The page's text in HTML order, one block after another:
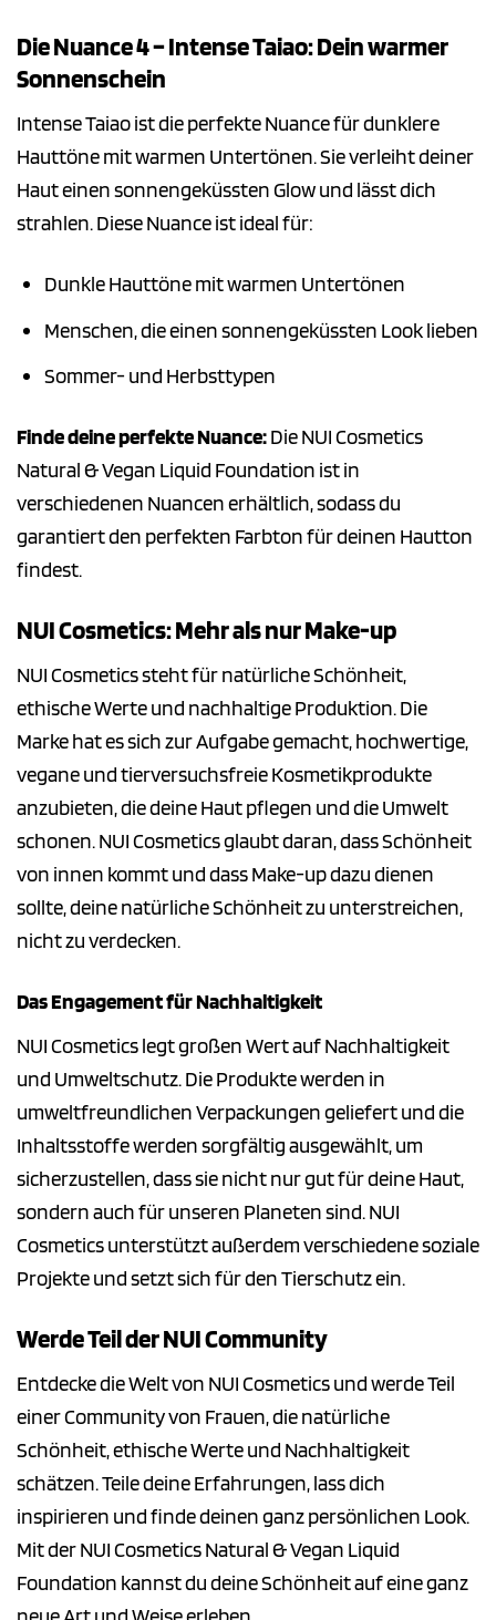
Die Nuance 4 – Intense Taiao: Dein warmer
Sonnenschein
Intense Taiao ist die perfekte Nuance für dunklere
Hauttöne mit warmen Untertönen. Sie verleiht deiner
Haut einen sonnengeküssten Glow und lässt dich
strahlen. Diese Nuance ist ideal für:
Dunkle Hauttöne mit warmen Untertönen
Menschen, die einen sonnengeküssten Look lieben
Sommer- und Herbsttypen
Finde deine perfekte Nuance:Die NUI Cosmetics
Natural & Vegan Liquid Foundation ist in
verschiedenen Nuancen erhältlich, sodass du
garantiert den perfekten Farbton für deinen Hautton
findest.
NUI Cosmetics: Mehr als nur Make-up
NUI Cosmetics steht für natürliche Schönheit,
ethische Werte und nachhaltige Produktion. Die
Marke hat es sich zur Aufgabe gemacht, hochwertige,
vegane und tierversuchsfreie Kosmetikprodukte
anzubieten, die deine Haut pflegen und die Umwelt
schonen. NUI Cosmetics glaubt daran, dass Schönheit
von innen kommt und dass Make-up dazu dienen
sollte, deine natürliche Schönheit zu unterstreichen,
nicht zu verdecken.
Das Engagement für Nachhaltigkeit
NUI Cosmetics legt großen Wert auf Nachhaltigkeit
und Umweltschutz. Die Produkte werden in
umweltfreundlichen Verpackungen geliefert und die
Inhaltsstoffe werden sorgfältig ausgewählt, um
sicherzustellen, dass sie nicht nur gut für deine Haut,
sondern auch für unseren Planeten sind. NUI
Cosmetics unterstützt außerdem verschiedene soziale
Projekte und setzt sich für den Tierschutz ein.
Werde Teil der NUI Community
Entdecke die Welt von NUI Cosmetics und werde Teil
einer Community von Frauen, die natürliche
Schönheit, ethische Werte und Nachhaltigkeit
schätzen. Teile deine Erfahrungen, lass dich
inspirieren und finde deinen ganz persönlichen Look.
Mit der NUI Cosmetics Natural & Vegan Liquid
Foundation kannst du deine Schönheit auf eine ganz